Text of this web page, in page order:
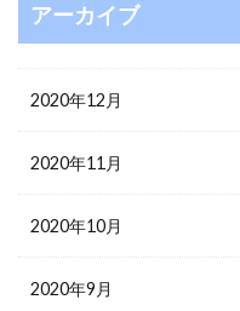
アーカイブ
2020年12月
2020年11月
2020年10月
2020年9月